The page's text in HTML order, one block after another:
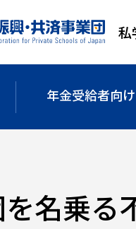
私
年金受給者向け
名乗る